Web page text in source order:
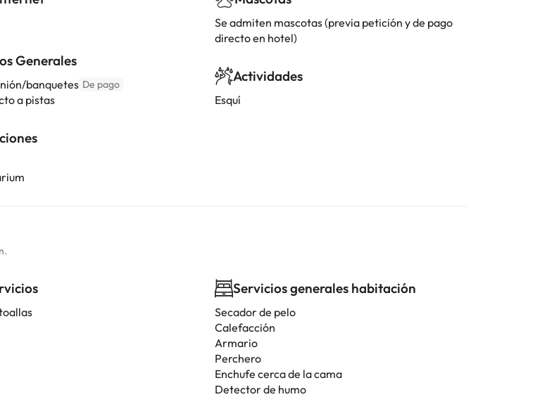
Generales
banquetes De pago
a pistas
Se admiten mascotas (previa petición y de pago
directo en hotel)
Actividades
Esquí
Servicios generales habitación
Secador de pelo
Calefacción
Armario
Perchero
Enchufe cerca de la cama
Detector de humo